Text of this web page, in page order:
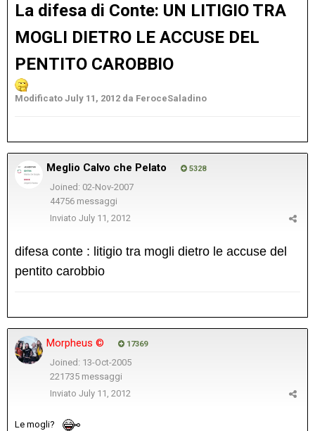
La difesa di Conte: UN LITIGIO TRA
MOGLI DIETRO LE ACCUSE DEL
PENTITO CAROBBIO
Modificato July 11, 2012 da FeroceSaladino
Meglio Calvo che Pelato 5328
Joined: 02-Nov-2007
44756 messaggi
Inviato July 11, 2012
difesa conte : litigio tra mogli dietro le accuse del
pentito carobbio
Morpheus © 17369
Joined: 13-Oct-2005
221735 messaggi
Inviato July 11, 2012
Le mogli?